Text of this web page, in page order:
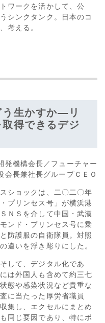
ワークを活かして、公
シンクタンク。日本のコ
考える。
う生かすか―リ
得できるデジ
機構会長／フューチャー
会長兼社長グループＣＥＯ
ショックは、二〇二〇年
プリンセス号」が横浜港
ＮＳを介して中国・武漢
ンド・プリンセス号に乗
防護服の自衛隊員。対照
違いを浮き彫りにした。
して、デジタル化であ
は外国人も含めて約三七
態や感染状況など貴重な
に当たった厚労省職員
集し、エクセルにまとめ
同じ要因であり、特にポ